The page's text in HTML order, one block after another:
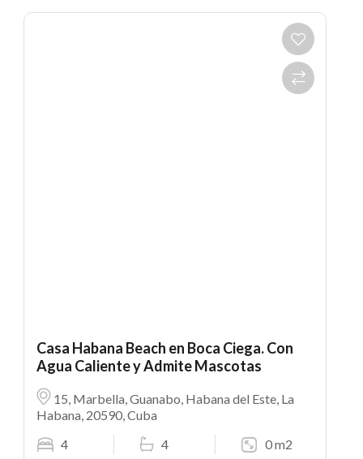
Casa Habana Beach en Boca Ciega. Con
Agua Caliente y Admite Mascotas
15, Marbella, Guanabo, Habana del Este, La
Habana, 20590, Cuba
4
4 0 m2